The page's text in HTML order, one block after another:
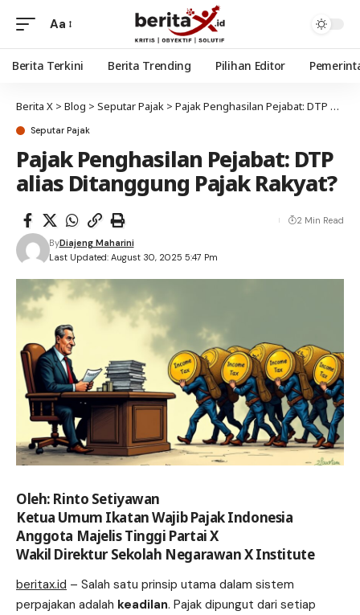
Aa
Berita Terkini Berita Trending Pilihan Editor
Berita X > Blog > Seputar Pajak > Pajak Penghasilan Pejabat: DTP alias Ditanggung Pajak Rakyat?
Seputar Pajak
Pajak Penghasilan Pejabat: DTP
alias Ditanggung Pajak Rakyat?
Last Updated: August 30, 2025 5:47 Pm
ByDiajeng Maharini
2 Min Read
Oleh: Rinto Setiyawan
Ketua Umum Ikatan Wajib Pajak Indonesia
Anggota Majelis Tinggi Partai X
Wakil Direktur Sekolah Negarawan X Institute
beritax.id – Salah satu prinsip utama dalam sistem
perpajakan adalah keadilan. Pajak dipungut dari setiap